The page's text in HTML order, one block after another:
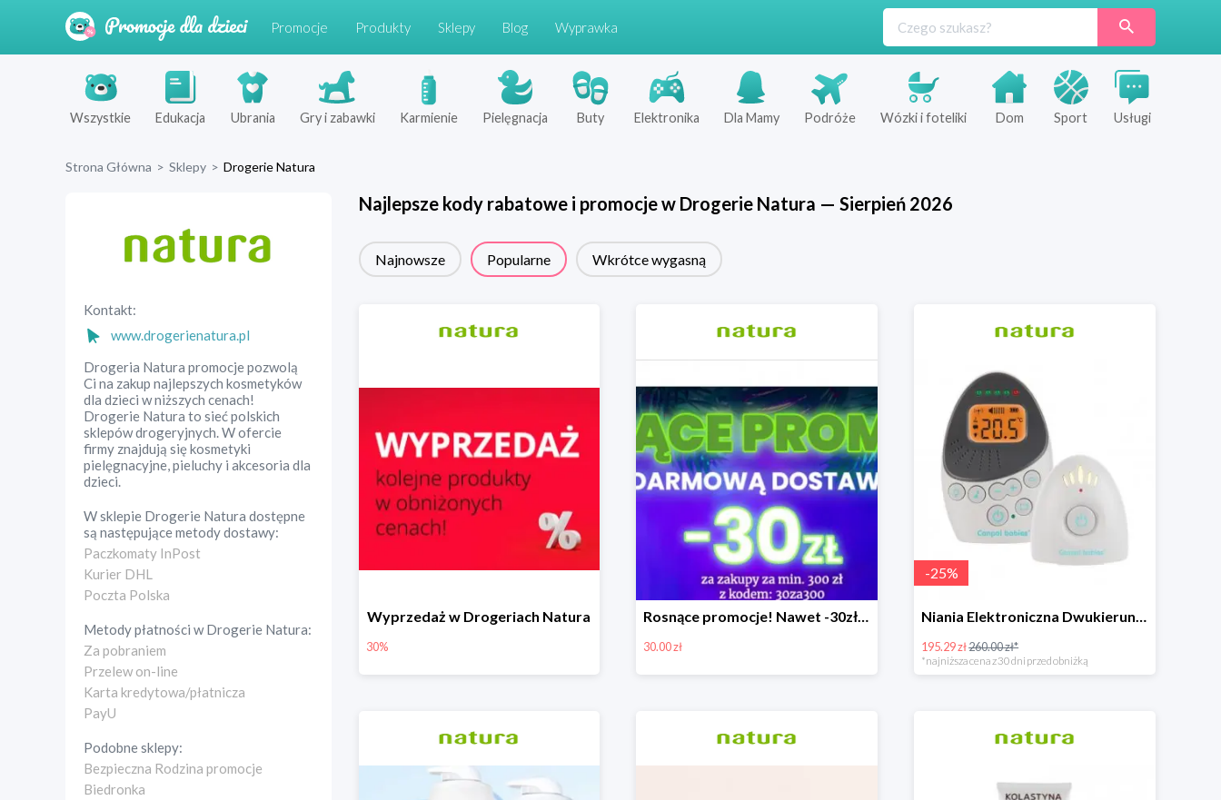
Promocje Produkty Sklepy Blog Wyprawka
Wszystkie Edukacja Ubrania Gry i zabawki Karmienie Pielęgnacja Buty Elektronika Dla Mamy Podróże Wózki i foteliki Dom Sport Usługi
Strona Główna > Sklepy > Drogerie Natura
Kontakt:
www.drogerienatura.pl
Drogeria Natura promocje pozwolą
Ci na zakup najlepszych kosmetyków
dla dzieci w niższych cenach!
Drogerie Natura to sieć polskich
sklepów drogeryjnych. W ofercie
firmy znajdują się kosmetyki
pielęgnacyjne, pieluchy i akcesoria dla
dzieci.
W sklepie Drogerie Natura dostępne
są następujące metody dostawy:
Paczkomaty InPost
Kurier DHL
Poczta Polska
Metody płatności wDrogerie Natura:
Za pobraniem
Przelew on-line
Karta kredytowa/płatnicza
PayU
Podobne sklepy:
Bezpieczna Rodzina promocje
Biedronka
Najlepsze kody rabatowe i promocje w Drogerie Natura — Sierpień 2026
Najnowsze Popularne Wkrótce wygasną
Wyprzedaż w Drogeriach Natura
30%
Rosnące promocje! Nawet -30zł mniej+darmowa dostawa
30.00 zł
-25%
Niania Elektroniczna Dwukierunkowa
195.29 zł260.00 zł*
*najniższa cena z 30 dni przed obniżką